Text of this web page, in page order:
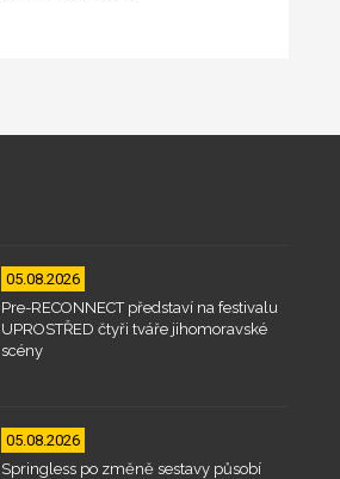
05.08.2026
Pre-RECONNECT představí na festivalu
UPROSTŘED čtyři tváře jihomoravské
scény
05.08.2026
Springless po změně sestavy působí